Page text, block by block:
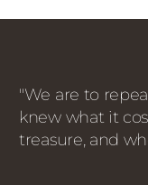
"We are to
knew what it
treasure, and